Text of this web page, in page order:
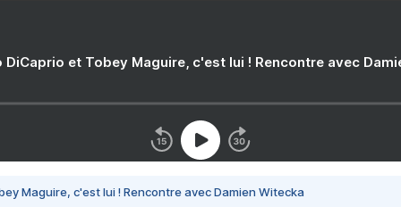
DiCaprio et Tobey Maguire, c'est lui ! Rencontre avec
Maguire, c'est lui ! Rencontre avec Damien Witecka